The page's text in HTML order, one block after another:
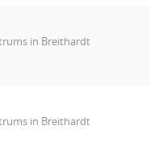
in Breithardt
in Breithardt